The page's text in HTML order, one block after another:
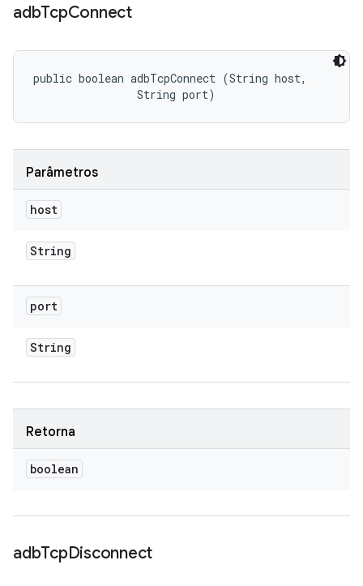
adbTcpConnect
public boolean adbTcpConnect (String host,
                String port)
Parâmetros
host
String
port
String
Retorna
boolean
adbTcpDisconnect